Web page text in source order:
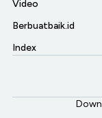
Video
Berbuatbaik.id
Index